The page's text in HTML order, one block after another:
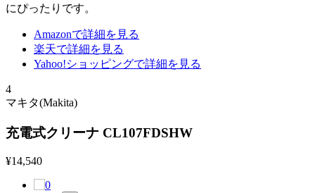
にぴったりです。
Amazonで詳細を見る
楽天で詳細を見る
Yahoo!ショッピングで詳細を見る
4
マキタ(Makita)
充電式クリーナ CL107FDSHW
¥14,540